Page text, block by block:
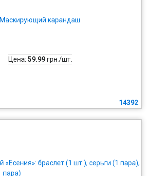
Маскирующий карандаш
Цена: 59.99грн./шт.
14392